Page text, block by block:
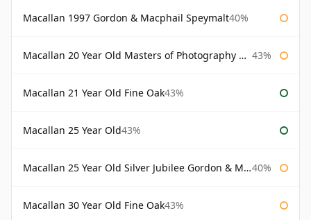
Macallan 1997 Gordon & Macphail Speymalt40%
Macallan 20 Year Old Masters of Photography Albert Watson 43%
Macallan 21 Year Old Fine Oak43%
Macallan 25 Year Old43%
Macallan 25 Year Old Silver Jubilee Gordon & Macphail 40%
Macallan 30 Year Old Fine Oak43%